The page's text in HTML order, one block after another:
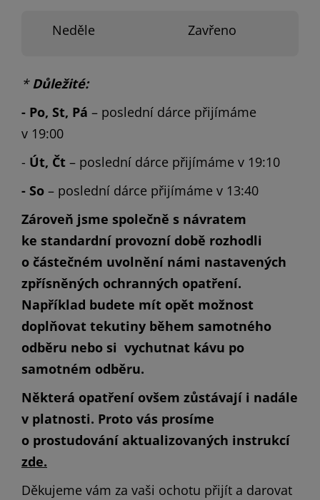
Neděle Zavřeno
*Důležité:
- Po, St, Pá – poslední dárce přijímáme
v 19:00
- Út, Čt – poslední dárce přijímáme v 19:10
- So – poslední dárce přijímáme v 13:40
Zároveň jsme společně s návratem
ke standardní provozní době rozhodli
o částečném uvolnění námi nastavených
zpřísněných ochranných opatření.
Například budete mít opět možnost
doplňovat tekutiny během samotného
odběru nebo si vychutnat kávu po
samotném odběru.
Některá opatření ovšem zůstávají i nadále
v platnosti. Proto vás prosíme
o prostudování aktualizovaných instrukcí
zde.
Děkujeme vám za vaši ochotu přijít a darovat